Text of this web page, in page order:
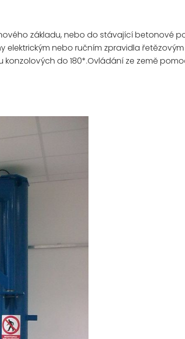
základu, nebo do stávající betonové
nebo ručním zpravidla
konzolových do 180*.Ovládání ze země